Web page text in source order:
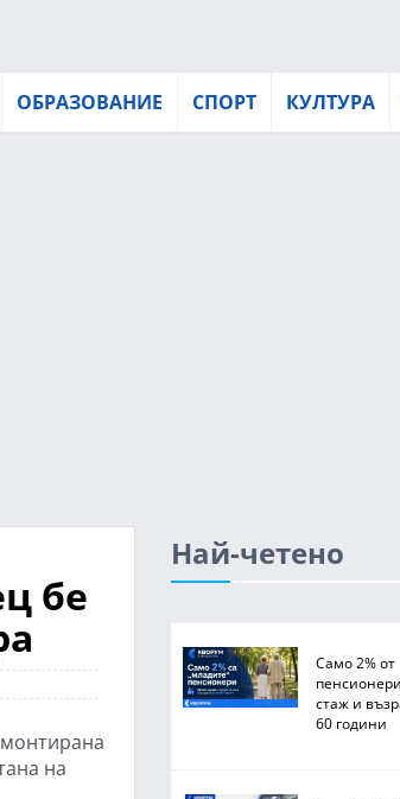
ОБРАЗОВАНИЕ СПОРТ КУЛТУРА
бе
на
Най-четено
Само 2% от
стаж и
60 години